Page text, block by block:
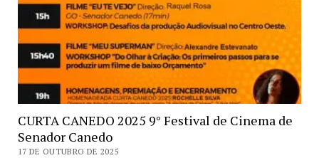
CURTA CANEDO 2025 9° Festival de Cinema de
Senador Canedo
17 DE OUTUBRO DE 2025